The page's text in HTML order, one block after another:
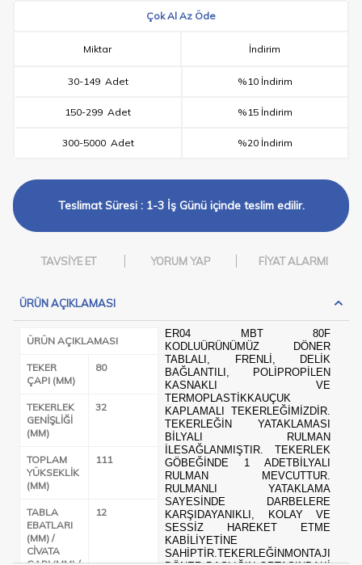
Çok Al Az Öde
Miktar İndirim
30-149Adet %10 İndirim
150-299 Adet %15 İndirim
300-5000Adet %20 İndirim
Teslimat Süresi : 1-3 İş Günü içinde teslim edilir.
FIYAT ALARMI
YORUM YAP
TAVSIYE ET
ÜRÜN AÇIKLAMASI
ÜRÜN AÇIKLAMASI
TEKER
ÇAPI (MM)
80
TEKERLEK
GENIŞLIĞI
(MM)
32
TOPLAM
YÜKSEKLIK
(MM)
111
TABLA
EBATLARI
(MM) /
CIVATA
12
ER04 MBT 80F
KODLUÜRÜNÜMÜZ DÖNER
TABLALI, FRENLI, DELIK
BAĞLANTILI, POLIPROPILEN
KASNAKLI VE
TERMOPLASTIKKAUÇUK
KAPLAMALI TEKERLEĞIMIZDIR.
TEKERLEĞIN YATAKLAMASI
BILYALI RULMAN
ILESAĞLANMIŞTIR. TEKERLEK
GÖBEĞINDE 1 ADETBILYALI
RULMAN MEVCUTTUR.
RULMANLI YATAKLAMA
SAYESINDE DARBELERE
KARŞIDAYANIKLI, KOLAY VE
SESSIZ HAREKET ETME
KABILIYETINE
SAHIPTIR.TEKERLEĞINMONTAJI